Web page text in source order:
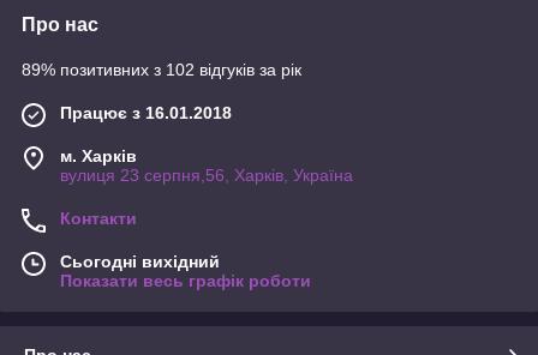
Про нас
89% позитивних з 102 відгуків за рік
Працює з 16.01.2018
м. Харків
вулиця 23 серпня,56, Харків, Україна
Контакти
Сьогодні вихідний
Показати весь графік роботи